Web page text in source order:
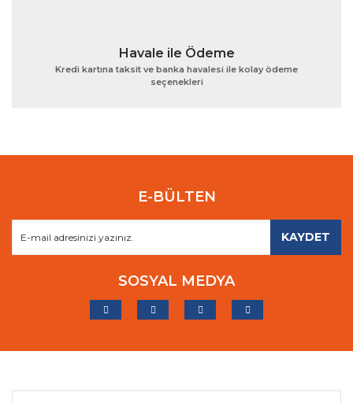
Havale ile Ödeme
Kredi kartına taksit ve banka havalesi ile kolay ödeme
seçenekleri
E-BÜLTEN
KAYDET
SOSYAL MEDYA